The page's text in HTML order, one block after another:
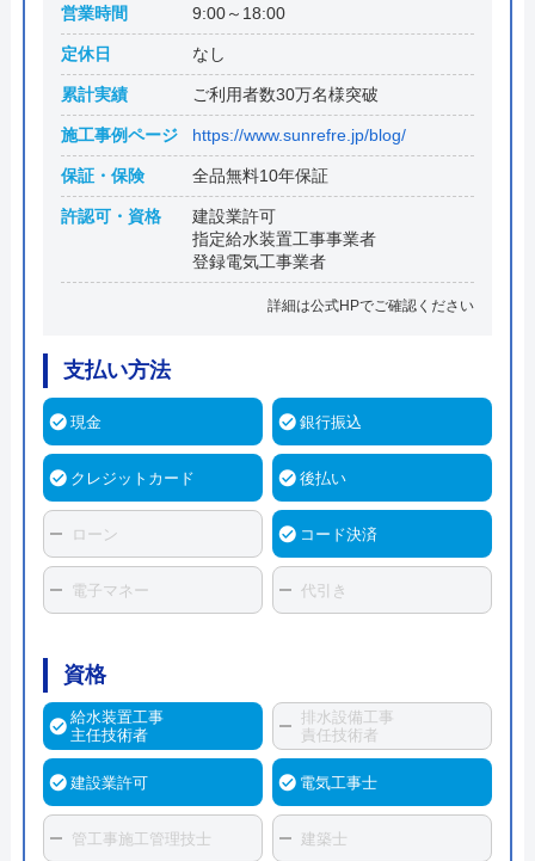
営業時間 9:00～18:00
定休日 なし
累計実績 ご利用者数30万名様突破
施工事例ページ https://www.sunrefre.jp/blog/
保証・保険 全品無料10年保証
許認可・資格
建設業許可
指定給水装置工事事業者
登録電気工事業者
詳細は公式HPでご確認ください
支払い方法
現金 銀行振込
クレジットカード 後払い
ローン コード決済
電子マネー 代引き
資格
給水装置工事
主任技術者
排水設備工事
責任技術者
建設業許可 電気工事士
管工事施工管理技士 建築士